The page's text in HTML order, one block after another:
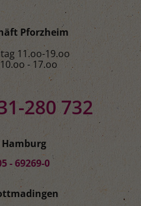
Pforzheim
11.oo-19.oo
- 17.oo
280 732
- 69269-0